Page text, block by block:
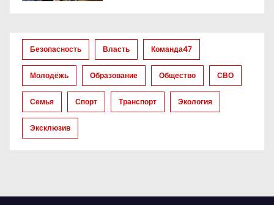
з
а
п
и
с
м
Безопасность Власть Команда47
Молодёжь Образование Общество СВО
Семья Спорт Транспорт Экология
Эксклюзив